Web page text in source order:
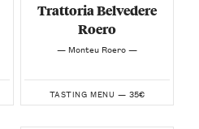
Trattoria Belvedere
Roero
— Monteu Roero —
TASTING MENU — 35€